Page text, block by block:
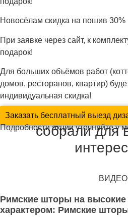
Новосёлам скидка на пошив 30%
При заявке через сайт, к
подарок!
Для больших объёмов работ
домов, ресторанов, квартир)
индивидуальная скидка!
Заказать бесплатный выезд
Подробности акции уточняйте у
собрали для
ВИДЕО
Римские шторы на высокие
характером: Римские